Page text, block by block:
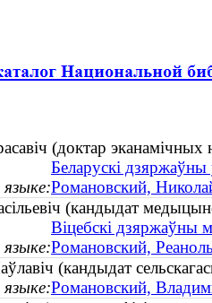
(доктар
Беларускі дзяржаўны
Романовский,
(кандыдат
Віцебскі дзяржаўны
Романовский,
(кандыдат
Романовский,